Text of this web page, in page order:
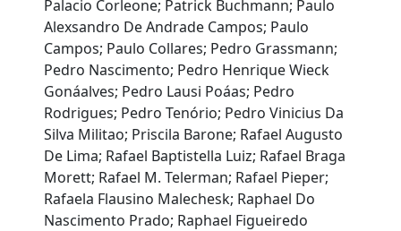
Palacio Corleone; Patrick Buchmann; Paulo
Alexsandro De Andrade Campos; Paulo
Campos; Paulo Collares; Pedro Grassmann;
Pedro Nascimento; Pedro Henrique Wieck
Gonáalves; Pedro Lausi Poáas; Pedro
Rodrigues; Pedro Tenório; Pedro Vinicius Da
Silva Militao; Priscila Barone; Rafael Augusto
De Lima; Rafael Baptistella Luiz; Rafael Braga
Morett; Rafael M. Telerman; Rafael Pieper;
Rafaela Flausino Malechesk; Raphael Do
Nascimento Prado; Raphael Figueiredo